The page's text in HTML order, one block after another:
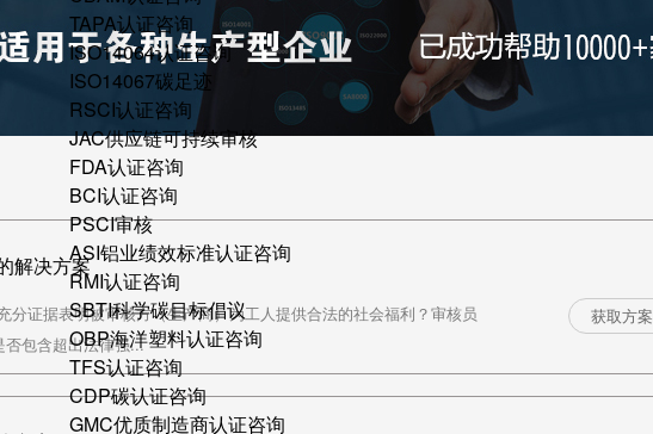
TAPA认证咨询
ISO14064认证咨询
ISO14067碳足迹
RSCI认证咨询
JAC供应链可持续审核
FDA认证咨询
BCI认证咨询
PSCI审核
ASI铝业绩效标准认证咨询
RMI认证咨询
SBTI科学碳目标倡议
OBP海洋塑料认证咨询
TFS认证咨询
CDP碳认证咨询
GMC优质制造商认证咨询
解决方案
分证据表明被审核方（生产商）为工人提供合法的社会福利？审核员
否包含超出法律强...
获取方案